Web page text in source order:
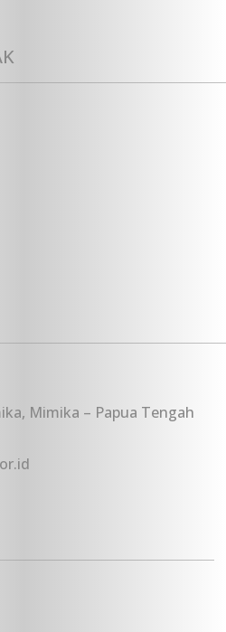
Mimika – Papua Tengah